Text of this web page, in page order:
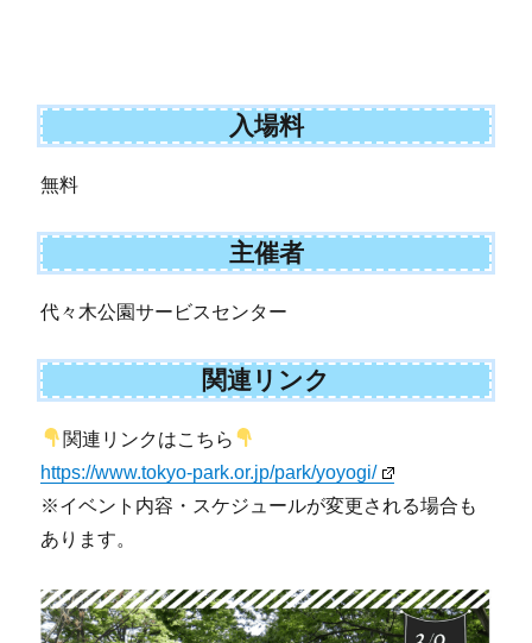
入場料
無料
主催者
代々木公園サービスセンター
関連リンク
関連リンクはこちら
https://www.tokyo-park.or.jp/park/yoyogi/
※イベント内容・スケジュールが変更される場合も
あります。